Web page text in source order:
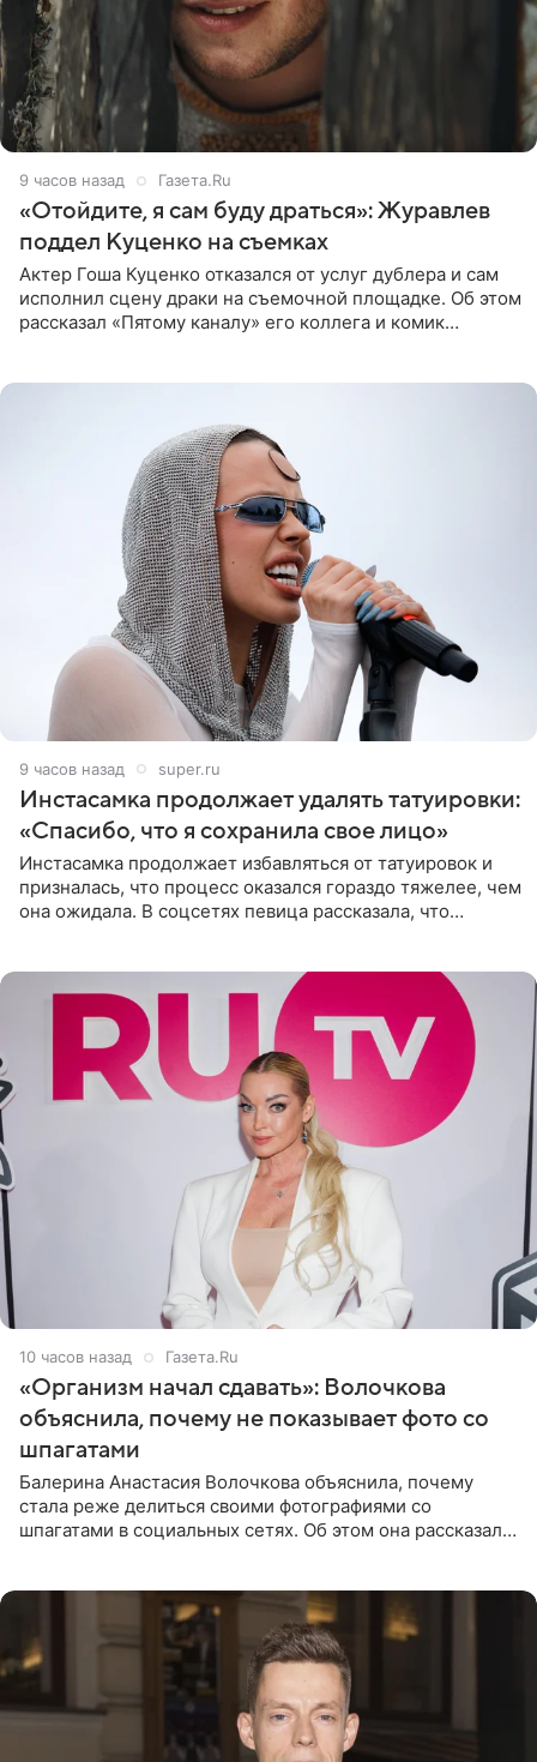
9 часов назад Газета.Ru
«Отойдите, я сам буду драться»: Журавлев
поддел Куценко на съемках
Актер Гоша Куценко отказался от услуг дублера и сам
исполнил сцену драки на съемочной площадке. Об этом
рассказал «Пятому каналу» его коллега и комик
9 часов назад super.ru
Инстасамка продолжает удалять татуировки:
«Спасибо, что я сохранила свое лицо»
Инстасамка продолжает избавляться от татуировок и
призналась, что процесс оказался гораздо тяжелее, чем
она ожидала. В соцсетях певица рассказала, что
10 часов назад Газета.Ru
«Организм начал сдавать»: Волочкова
объяснила, почему не показывает фото со
шпагатами
Балерина Анастасия Волочкова объяснила, почему
стала реже делиться своими фотографиями со
шпагатами в социальных сетях. Об этом она рассказала